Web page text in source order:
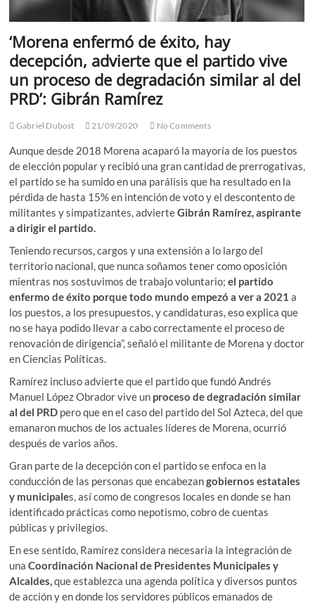
‘Morena enfermó de éxito, hay
decepción, advierte que el partido vive
un proceso de degradación similar al del
PRD’: Gibrán Ramírez
Gabriel Dubost 21/09/2020 No Comments
Aunque desde 2018 Morena acaparó la mayoría de los puestos
de elección popular y recibió una gran cantidad de prerrogativas,
el partido se ha sumido en una parálisis que ha resultado en la
pérdida de hasta 15% en intención de voto y el descontento de
militantes y simpatizantes, advierteGibrán Ramírez, aspirante
a dirigir el partido.
Teniendo recursos, cargos y una extensión a lo largo del
territorio nacional, que nunca soñamos tener como oposición
mientras nos sostuvimos de trabajo voluntario; el partido
enfermo de éxito porque todo mundo empezó a ver a 2021a
los puestos, a los presupuestos, y candidaturas, eso explica que
no se haya podido llevar a cabo correctamente el proceso de
renovación de dirigencia”, señaló el militante de Morena y doctor
en Ciencias Políticas.
Ramírez incluso advierte que el partido que fundó Andrés
Manuel López Obrador vive un proceso de degradación similar
al del PRD pero que en el caso del partido del Sol Azteca, del que
emanaron muchos de los actuales líderes de Morena, ocurrió
después de varios años.
Gran parte de la decepción con el partido se enfoca en la
conducción de las personas que encabezangobiernos estatales
y municipales, así como de congresos locales en donde se han
identificado prácticas como nepotismo, cobro de cuentas
públicas y privilegios.
En ese sentido, Ramírez considera necesaria la integración de
unaCoordinación Nacional de Presidentes Municipales y
Alcaldes,que establezca una agenda política y diversos puntos
de acción y en donde los servidores públicos emanados de